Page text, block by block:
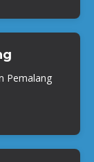
Pemalang